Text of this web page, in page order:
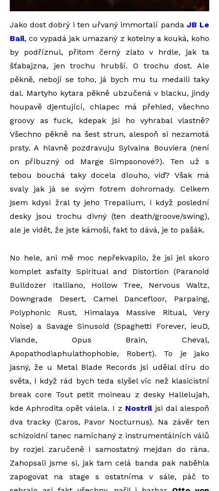
Jako dost dobrý i ten uřvaný immortalí panda JB Le
Bail, co vypadá jak umazaný z kotelny a kouká, koho
by podříznul, přitom černý zlato v hrdle, jak ta
šťabajzna, jen trochu hrubší. O trochu dost. Ale
pěkně, nebojí se toho, já bych mu tu medaili taky
dal. Martyho kytara pěkně ubzučená v blacku, jindy
houpavě djentující, chlapec má přehled, všechno
groovy as fuck, kdepak jsi ho vyhrabal vlastně?
Všechno pěkně na šest strun, alespoň si nezamotá
prsty. A hlavně pozdravuju Sylvaina Bouviera (není
on příbuzný od Marge Simpsonové?). Ten už s
tebou bouchá taky docela dlouho, viď? Však má
svaly jak já se svým fotrem dohromady. Celkem
jsem kdysi žral ty jeho Trepalium, i když poslední
desky jsou trochu divný (ten death/groove/swing),
ale je vidět, že jste kámoši, fakt to dává, je to pašák.
No hele, ani mě moc nepřekvapilo, že jsi jel skoro
komplet asfalty Spiritual and Distortion (Paranoid
Bulldozer Italliano, Hollow Tree, Nervous Waltz,
Downgrade Desert, Camel Dancefloor, Parpaing,
Polyphonic Rust, Himalaya Massive Ritual, Very
Noise) a Savage Sinusoid (Spaghetti Forever, ieuD,
Viande, Opus Brain, Cheval,
Apopathodiaphulathophobie, Robert). To je jako
jasný, že u Metal Blade Records jsi udělal díru do
světa, i když rád bych teda slyšel víc než klasicistní
break core Tout petit moineau z desky Hallelujah,
kde Aphrodita opět válela. I z Nostriljsi dal alespoň
dva tracky (Caros, Pavor Nocturnus). Na závěr ten
schizoidní tanec namíchaný z instrumentálních válů
by rozjel zaručeně i samostatný mejdan do rána.
Zahopsali jsme si, jak tam celá banda pak naběhla
zapogovat na stage s ostatníma v sále, páč to